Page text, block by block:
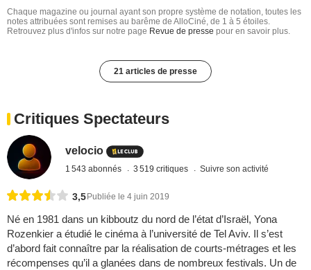
Chaque magazine ou journal ayant son propre système de notation, toutes les
notes attribuées sont remises au barême de AlloCiné, de 1 à 5 étoiles.
Retrouvez plus d'infos sur notre page Revue de presse pour en savoir plus.
21 articles de presse
Critiques Spectateurs
velocio
1 543 abonnés 3 519 critiques Suivre son activité
3,5 Publiée le 4 juin 2019
Né en 1981 dans un kibboutz du nord de l’état d’Israël, Yona
Rozenkier a étudié le cinéma à l’université de Tel Aviv. Il s’est
d’abord fait connaître par la réalisation de courts-métrages et les
récompenses qu’il a glanées dans de nombreux festivals. Un de